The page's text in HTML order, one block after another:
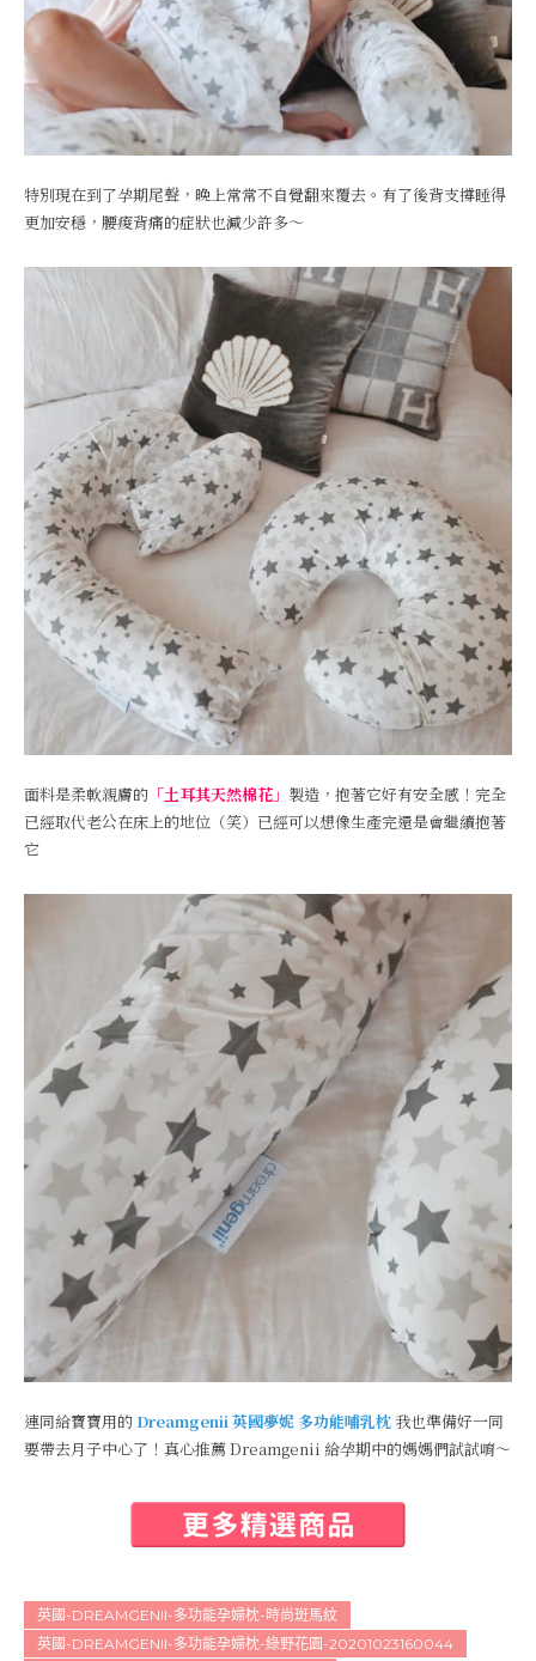
特別現在到了孕期尾聲，晚上常常不自覺翻來覆去。有了後背支撐睡得
更加安穩，腰痠背痛的症狀也減少許多～
面料是柔軟親膚的 「土耳其天然棉花」 製造，抱著它好有安全感！完全
已經取代老公在床上的地位（笑）已經可以想像生產完還是會繼續抱著
它
連同給寶寶用的 Dreamgenii 英國夢妮 多功能哺乳枕 我也準備好一同
要帶去月子中心了！真心推薦 Dreamgenii 給孕期中的媽媽們試試唷～
英國-DREAMGENII-多功能孕婦枕-時尚斑馬紋
英國-DREAMGENII-多功能孕婦枕-綠野花園-20201023160044